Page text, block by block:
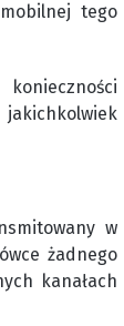
tego
w
żadnego
kanałach